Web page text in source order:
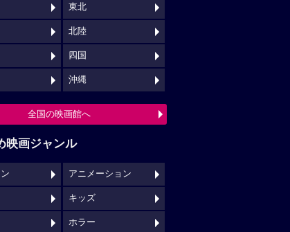
東北
北陸
四国
沖縄
全国の映画館へ
映画ジャンル
アニメーション
キッズ
ホラー